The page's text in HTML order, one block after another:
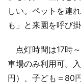
しい。ペットを連
も」と来園を呼び掛
点灯時間は17時
車場のみ利用可。
円）、子ども＝80